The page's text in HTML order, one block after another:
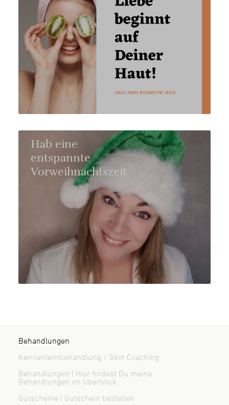
Hab eine
entspannte
Vorweihnachtszeit
Behandlungen
Kennenlernbehandlung / Skin Coaching
Behandlungen | Hier findest Du meine
Behandlungen im Überblick
Gutscheine | Gutschein bestellen